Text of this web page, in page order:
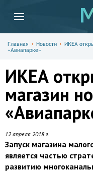
Главная Новости
ИКЕА
«Авиапарке»
ИКЕА
магазин
12 апреля 2018 г.
Запуск магазина
является частью
развитию